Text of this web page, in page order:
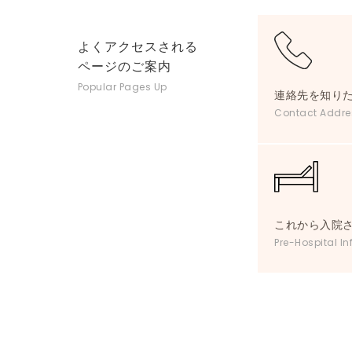
よくアクセスされる
ページのご案内
Popular Pages Up
連絡先を知り
Contact
これから入院
Pre-Hospital